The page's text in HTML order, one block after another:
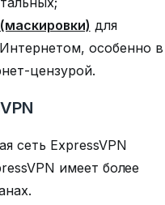
для
особенно в
цензурой.
сеть ExpressVPN
имеет более